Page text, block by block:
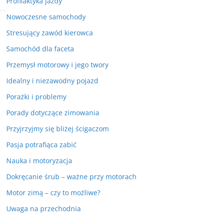
Nowoczesne samochody
Stresujący zawód kierowca
Samochód dla faceta
Przemysł motorowy i jego twory
Idealny i niezawodny pojazd
Porażki i problemy
Porady dotyczące zimowania
Przyjrzyjmy się bliżej ścigaczom
Pasja potrafiąca zabić
Nauka i motoryzacja
Dokręcanie śrub – ważne przy motorach
Motor zimą – czy to możliwe?
Uwaga na przechodnia